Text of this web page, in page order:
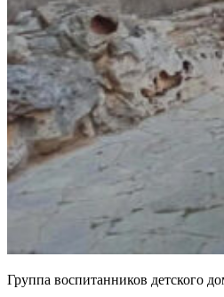
Группа воспитанников детского